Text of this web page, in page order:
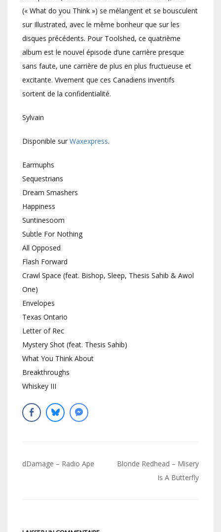
(« What do you Think ») se mélangent et se bousculent
sur Illustrated, avec le même bonheur que sur les
disques précédents. Pour Toolshed, ce quatrième
album est le nouvel épisode d’une carrière presque
sans faute, une carrière de plus en plus fructueuse et
excitante. Vivement que ces Canadiens inventifs
sortent de la confidentialité.
Sylvain
Disponible sur Waxexpress.
Earmuphs
Sequestrians
Dream Smashers
Happiness
Suntinesoom
Subtle For Nothing
All Opposed
Flash Forward
Crawl Space (feat. Bishop, Sleep, Thesis Sahib & Awol
One)
Envelopes
Texas Ontario
Letter of Rec
Mystery Shot (feat. Thesis Sahib)
What You Think About
Breakthroughs
Whiskey III
Navigation
dDamage – Radio Ape
Blonde Redhead – Misery
Is A Butterfly